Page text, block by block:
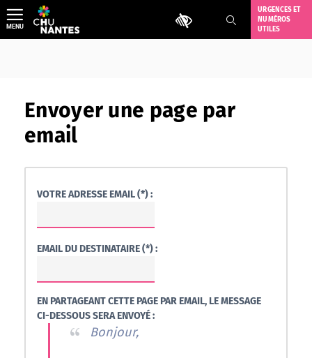
Aller
au
contenu
Outils d'accessibilité
URGENCES ET
NUMÉROS
UTILES
MENU
Envoyer une page par
email
VOTRE ADRESSE EMAIL (*) :
EMAIL DU DESTINATAIRE (*) :
EN PARTAGEANT CETTE PAGE PAR EMAIL, LE MESSAGE
CI-DESSOUS SERA ENVOYÉ :
Bonjour,